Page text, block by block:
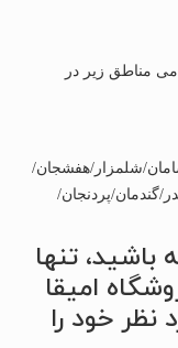
مناطق زیر در
شلمزار/هفشجان/
گندمان/پردنجان/
تنها
امیقا
خود را